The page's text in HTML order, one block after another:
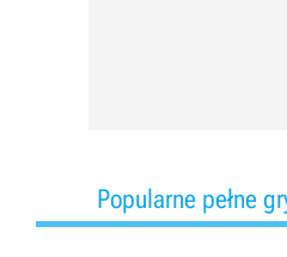
Popularne pełne